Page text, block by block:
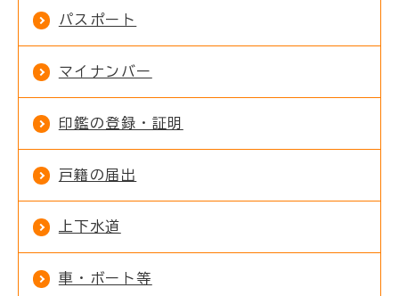
パスポート
マイナンバー
印鑑の登録・証明
戸籍の届出
上下水道
車・ボート等